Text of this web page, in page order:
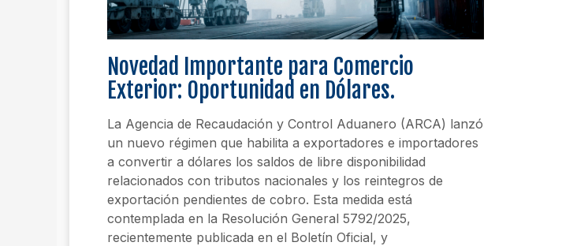
Novedad Importante para Comercio
Exterior: Oportunidad en Dólares.
La Agencia de Recaudación y Control Aduanero (ARCA) lanzó
un nuevo régimen que habilita a exportadores e importadores
a convertir a dólares los saldos de libre disponibilidad
relacionados con tributos nacionales y los reintegros de
exportación pendientes de cobro. Esta medida está
contemplada en la Resolución General 5792/2025,
recientemente publicada en el Boletín Oficial, y